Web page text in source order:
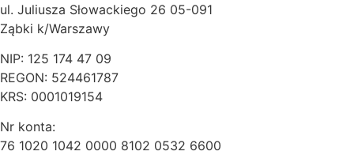
ul. Juliusza Słowackiego 26 05-091
Ząbki k/Warszawy
NIP: 125 174 47 09
REGON: 524461787
KRS: 0001019154
Nr konta:
76 1020 1042 0000 8102 0532 6600